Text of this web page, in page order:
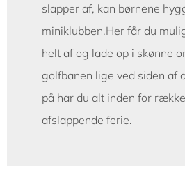
slapper af, kan børnene
miniklubben.Her får du
helt af og lade op i skønne
golfbanen lige ved siden af
på har du alt inden for
afslappende ferie.